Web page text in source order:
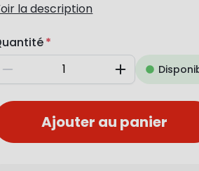
la description
Diminuer Augmenter
Ajouter au panier